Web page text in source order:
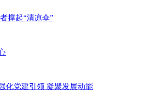
撑起“清凉伞”
化党建引领 凝聚发展动能